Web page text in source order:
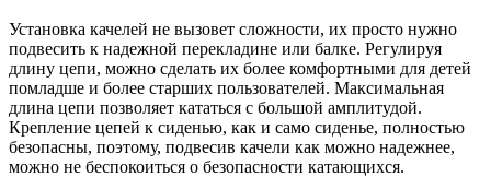
Установка качелей не вызовет сложности, их просто нужно
подвесить к надежной перекладине или балке. Регулируя
длину цепи, можно сделать их более комфортными для детей
помладше и более старших пользователей. Максимальная
длина цепи позволяет кататься с большой амплитудой.
Крепление цепей к сиденью, как и само сиденье, полностью
безопасны, поэтому, подвесив качели как можно надежнее,
можно не беспокоиться о безопасности катающихся.